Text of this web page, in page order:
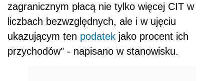
zagranicznym płacą nie tylko więcej CIT w
liczbach bezwzględnych, ale i w ujęciu
ukazującym ten podatek jako procent ich
przychodów" - napisano w stanowisku.